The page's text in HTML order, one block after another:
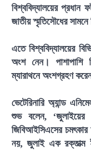
বিশ্ববিদ্যালয়ের প্রধান
জাতীয় স্মৃতিসৌধের
এতে বিশ্ববিদ্যালয়ের
অংশ নেন। পাশাপাশি
ম্যারাথনে অংশগ্রহণ
ভেটেরিনারি অ্যান্ড
শুভ বলেন, ‘জুলাইয়ের
জিবিআইসিএসের
নয়, জুলাই এক রক্তাত্ম